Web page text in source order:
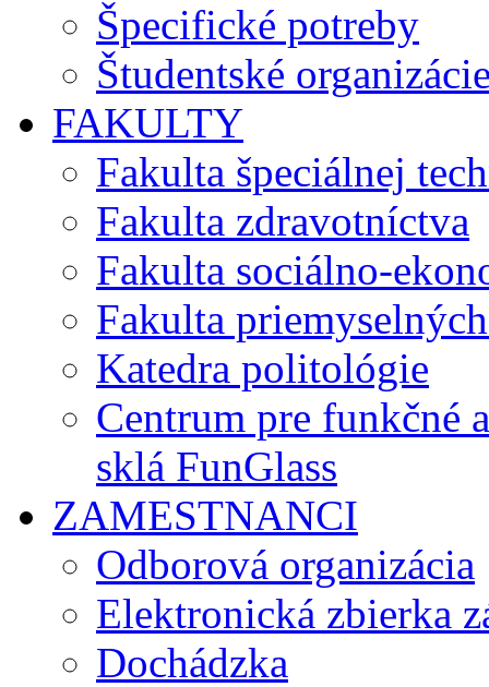
Špecifické potreby
Študentské
FAKULTY
Fakulta špeciálnej
Fakulta zdravotníctva
Fakulta sociálno-
Fakulta
Katedra politológie
Centrum pre funkčné
sklá FunGlass
ZAMESTNANCI
Odborová organizácia
Elektronická zbierka
Dochádzka